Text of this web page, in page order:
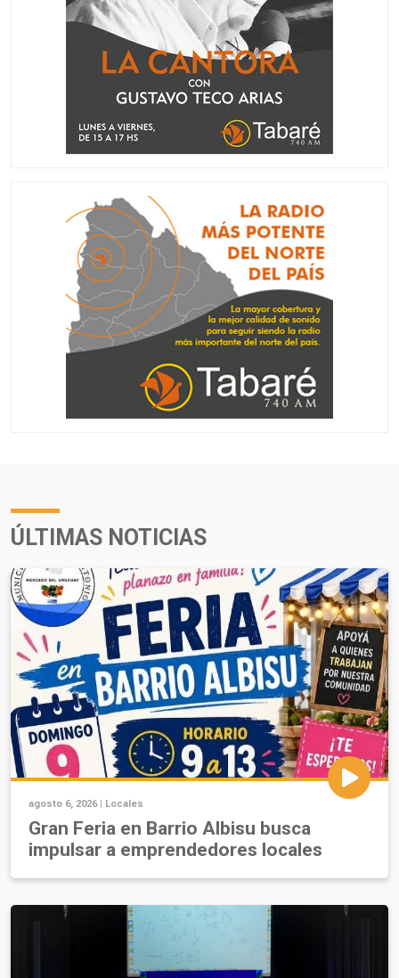
ÚLTIMAS NOTICIAS
agosto 6, 2026 | Locales
Gran Feria en Barrio Albisu busca
impulsar a emprendedores locales